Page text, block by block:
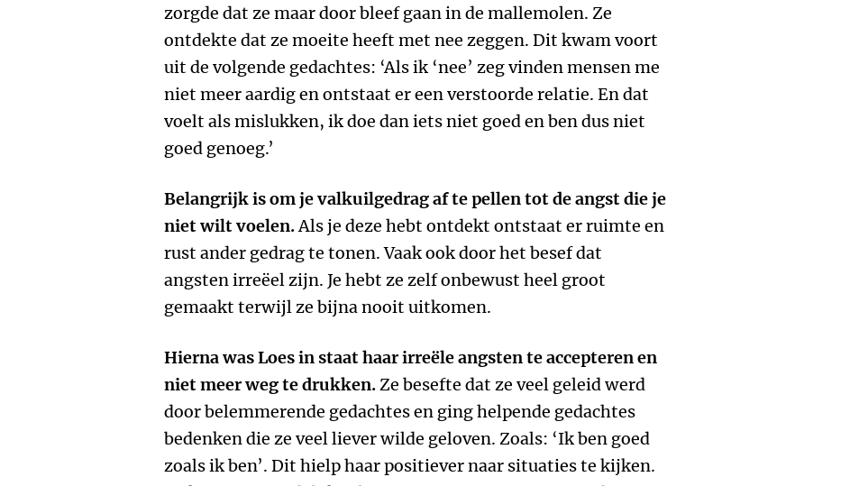
zorgde dat ze maar door bleef gaan in de mallemolen. Ze
ontdekte dat ze moeite heeft met nee zeggen. Dit kwam voort
uit de volgende gedachtes: ‘Als ik ‘nee’ zeg vinden mensen me
niet meer aardig en ontstaat er een verstoorde relatie. En dat
voelt als mislukken, ik doe dan iets niet goed en ben dus niet
goed genoeg.’
Belangrijk is om je valkuilgedrag af te pellen tot de angst die je
niet wilt voelen.Als je deze hebt ontdekt ontstaat er ruimte en
rust ander gedrag te tonen. Vaak ook door het besef dat
angsten irreëel zijn. Je hebt ze zelf onbewust heel groot
gemaakt terwijl ze bijna nooit uitkomen.
Hierna was Loes in staat haar irreële angsten te accepteren en
niet meer weg te drukken.Ze besefte dat ze veel geleid werd
door belemmerende gedachtes en ging helpende gedachtes
bedenken die ze veel liever wilde geloven. Zoals: ‘Ik ben goed
zoals ik ben’. Dit hielp haar positiever naar situaties te kijken.